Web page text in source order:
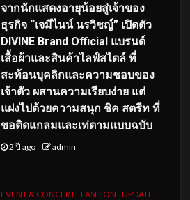
จากนักแสดงอายุน้อยสู่เจ้าของ
ธุรกิจ “เจมีไนน์ นรวิชญ์” เปิดตัว
DIVINE Brand Official แบรนด์
เสื้อผ้าและสินค้าไลฟ์สไตล์ ที่
สะท้อนบุคลิกและความชอบของ
เจ้าตัว ผสานความเรียบง่าย แต่
แฝงไปด้วยความสนุก ชิค สตรีท ที่
ขอติดแกลมและเท่ตามแบบฉบับ
2 ปี ago admin
EVENT & CONCERT FASHION UPDATE